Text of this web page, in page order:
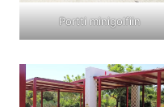
Portti minigolfiin